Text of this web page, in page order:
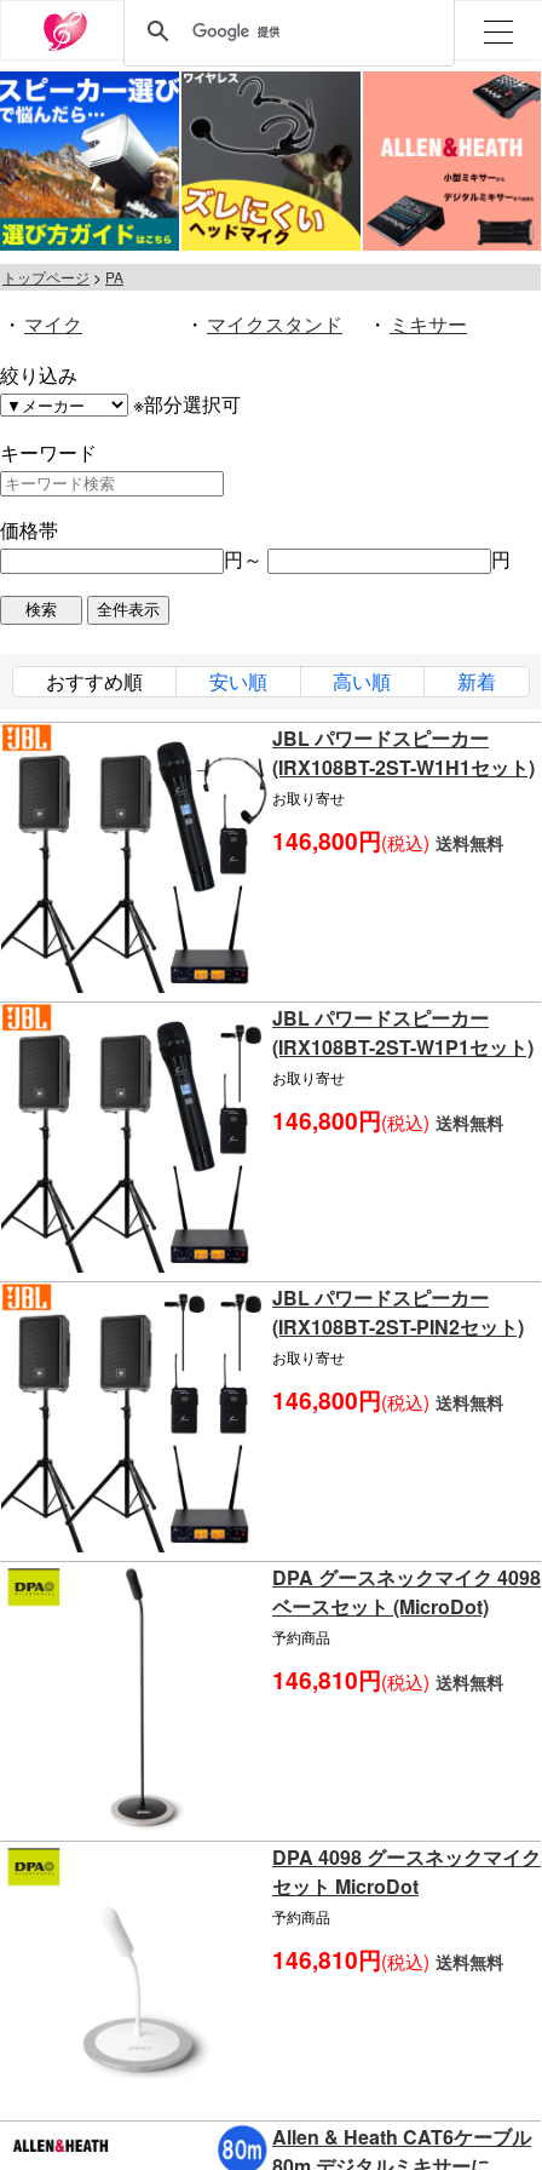
トップページ PA
・ マイク ・ マイクスタンド ・ ミキサー
絞り込み
※部分選択可
キーワード
価格帯
円～
円
おすすめ順 安い順 高い順 新着
JBL パワードスピーカー
(IRX108BT-2ST-W1H1セット)
お取り寄せ
146,800円(税込) 送料無料
JBL パワードスピーカー
(IRX108BT-2ST-W1P1セット)
お取り寄せ
146,800円(税込) 送料無料
JBL パワードスピーカー
(IRX108BT-2ST-PIN2セット)
お取り寄せ
146,800円(税込) 送料無料
DPA グースネックマイク 4098
ベースセット (MicroDot)
予約商品
146,810円(税込) 送料無料
DPA 4098 グースネックマイク
セット MicroDot
予約商品
146,810円(税込) 送料無料
Allen & Heath CAT6ケーブル